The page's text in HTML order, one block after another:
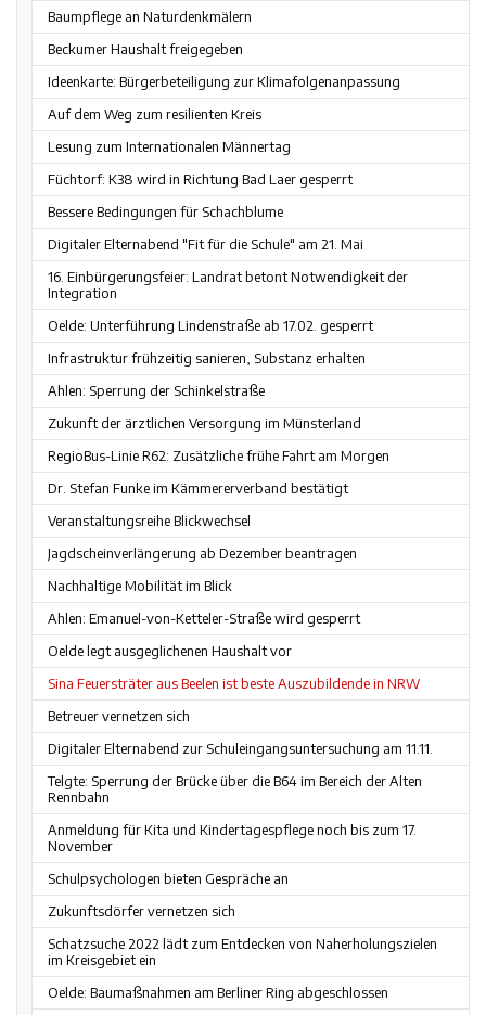
Baumpflege an Naturdenkmälern
Beckumer Haushalt freigegeben
Ideenkarte: Bürgerbeteiligung zur Klimafolgenanpassung
Auf dem Weg zum resilienten Kreis
Lesung zum Internationalen Männertag
Füchtorf: K38 wird in Richtung Bad Laer gesperrt
Bessere Bedingungen für Schachblume
Digitaler Elternabend "Fit für die Schule" am 21. Mai
16. Einbürgerungsfeier: Landrat betont Notwendigkeit der
Integration
Oelde: Unterführung Lindenstraße ab 17.02. gesperrt
Infrastruktur frühzeitig sanieren, Substanz erhalten
Ahlen: Sperrung der Schinkelstraße
Zukunft der ärztlichen Versorgung im Münsterland
RegioBus-Linie R62: Zusätzliche frühe Fahrt am Morgen
Dr. Stefan Funke im Kämmererverband bestätigt
Veranstaltungsreihe Blickwechsel
Jagdscheinverlängerung ab Dezember beantragen
Nachhaltige Mobilität im Blick
Ahlen: Emanuel-von-Ketteler-Straße wird gesperrt
Oelde legt ausgeglichenen Haushalt vor
Sina Feuersträter aus Beelen ist beste Auszubildende in NRW
Betreuer vernetzen sich
Digitaler Elternabend zur Schuleingangsuntersuchung am 11.11.
Telgte: Sperrung der Brücke über die B64 im Bereich der Alten
Rennbahn
Anmeldung für Kita und Kindertagespflege noch bis zum 17.
November
Schulpsychologen bieten Gespräche an
Zukunftsdörfer vernetzen sich
Schatzsuche 2022 lädt zum Entdecken von Naherholungszielen
im Kreisgebiet ein
Oelde: Baumaßnahmen am Berliner Ring abgeschlossen